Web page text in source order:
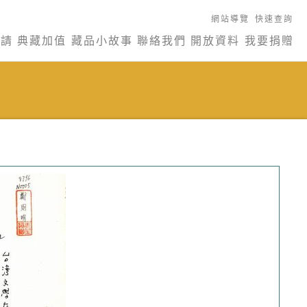
網站導覽 快速查詢
典藏加值 藏品小故事 聯絡我們 開放資料 我要捐贈